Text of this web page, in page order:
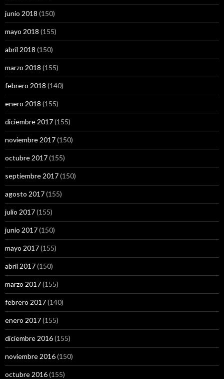
junio 2018 (150)
mayo 2018 (155)
abril 2018 (150)
marzo 2018 (155)
febrero 2018 (140)
enero 2018 (155)
diciembre 2017(155)
noviembre 2017(150)
octubre 2017(155)
septiembre 2017(150)
agosto 2017(155)
julio 2017(155)
junio 2017(150)
mayo 2017(155)
abril 2017(150)
marzo 2017(155)
febrero 2017(140)
enero 2017(155)
diciembre 2016(155)
noviembre 2016(150)
octubre 2016(155)